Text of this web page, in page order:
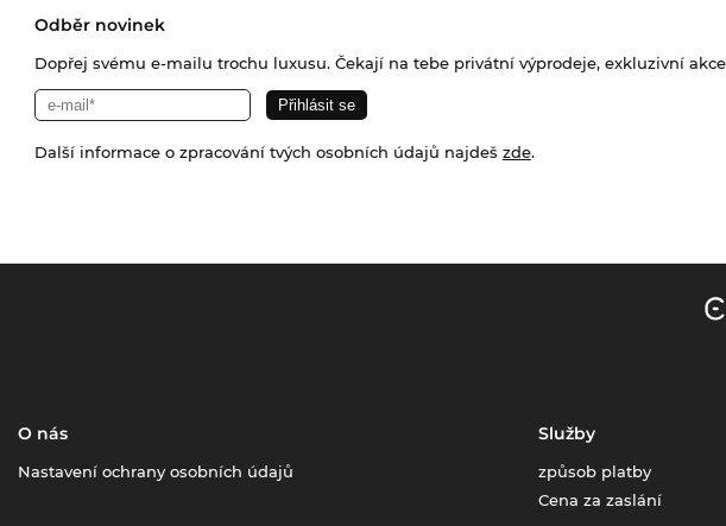
Odběr novinek
Dopřej svému e-mailu trochu luxusu. Čekají na tebe privátní výprodeje, exkluzivní
Další informace o zpracování tvých osobních údajů najdeš zde.
O nás
Nastavení ochrany osobních údajů
Služby
způsob platby
Cena za zaslání